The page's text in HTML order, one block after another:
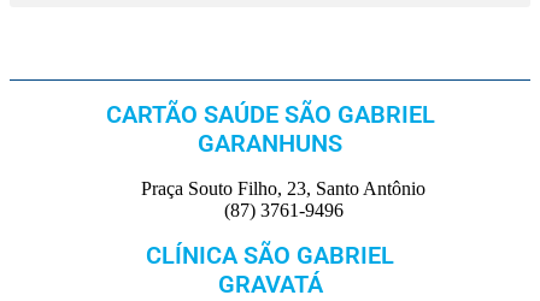
CARTÃO SAÚDE SÃO GABRIEL
GARANHUNS
Praça Souto Filho, 23, Santo Antônio
(87) 3761-9496
CLÍNICA SÃO GABRIEL
GRAVATÁ